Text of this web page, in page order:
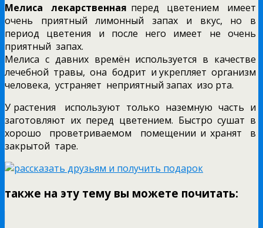
Мелиса лекарственная перед цветением имеет
очень приятный лимонный запах и вкус, но в
период цветения и после него имеет не очень
приятный запах.
Мелиса с давних времён используется в качестве
лечебной травы, она бодрит и укрепляет организм
человека, устраняет неприятный запах изо рта.
У растения используют только наземную часть и
заготовляют их перед цветением. Быстро сушат в
хорошо проветриваемом помещении и хранят в
закрытой таре.
также на эту тему вы можете почитать: